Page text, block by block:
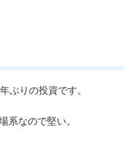
ぶりの投資です。
系なので堅い。